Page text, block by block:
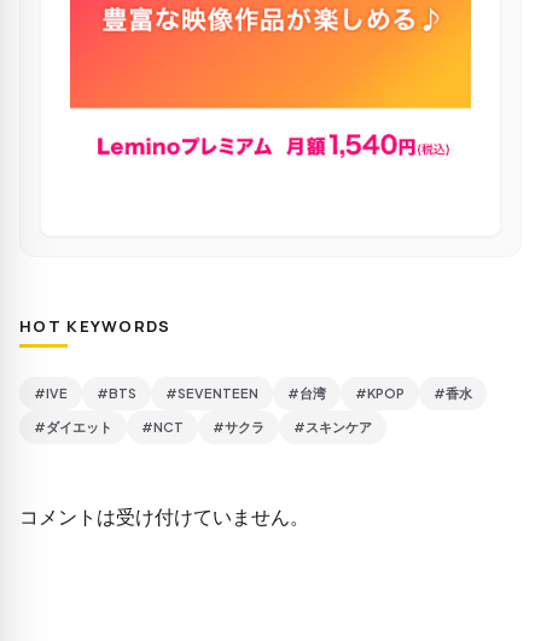
HOT KEYWORDS
#IVE #BTS #SEVENTEEN #台湾 #KPOP #香水
#ダイエット #NCT #サクラ #スキンケア
コメントは受け付けていません。